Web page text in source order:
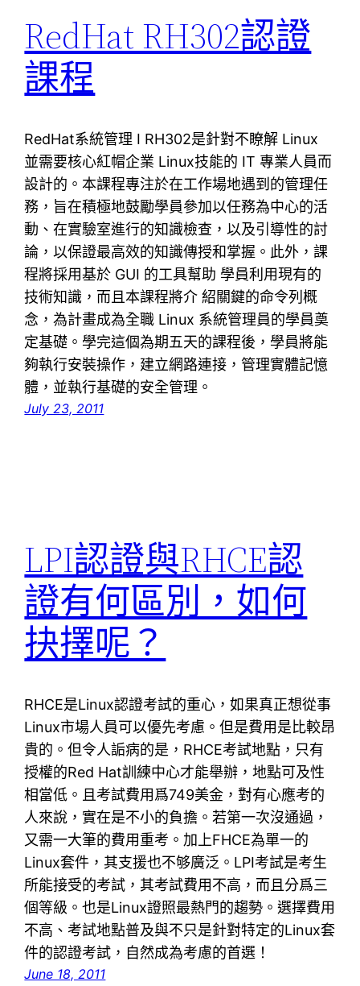
RedHat RH302認證
課程
RedHat系統管理 I RH302是針對不瞭解 Linux
並需要核心紅帽企業 Linux技能的 IT 專業人員而
設計的。本課程專注於在工作場地遇到的管理任
務，旨在積極地鼓勵學員參加以任務為中心的活
動、在實驗室進行的知識檢查，以及引導性的討
論，以保證最高效的知識傳授和掌握。此外，課
程將採用基於 GUI 的工具幫助 學員利用現有的
技術知識，而且本課程將介 紹關鍵的命令列概
念，為計畫成為全職 Linux 系統管理員的學員奠
定基礎。學完這個為期五天的課程後，學員將能
夠執行安裝操作，建立網路連接，管理實體記憶
體，並執行基礎的安全管理。
July 23, 2011
LPI認證與RHCE認
證有何區別，如何
抉擇呢？
RHCE是Linux認證考試的重心，如果真正想從事
Linux市場人員可以優先考慮。但是費用是比較昂
貴的。但令人詬病的是，RHCE考試地點，只有
授權的Red Hat訓練中心才能舉辦，地點可及性
相當低。且考試費用爲749美金，對有心應考的
人來說，實在是不小的負擔。若第一次沒通過，
又需一大筆的費用重考。加上FHCE為單一的
Linux套件，其支援也不够廣泛。LPI考試是考生
所能接受的考試，其考試費用不高，而且分爲三
個等級。也是Linux證照最熱門的趨勢。選擇費用
不高、考試地點普及與不只是針對特定的Linux套
件的認證考試，自然成為考慮的首選！
June 18, 2011